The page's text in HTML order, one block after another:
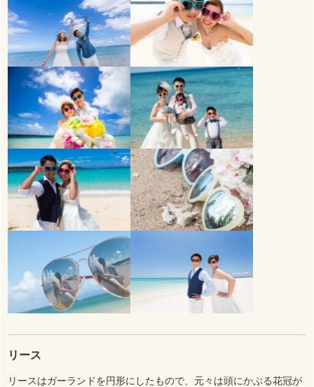
リース
リースはガーランドを円形にしたもので、元々は頭にかぶる花冠が